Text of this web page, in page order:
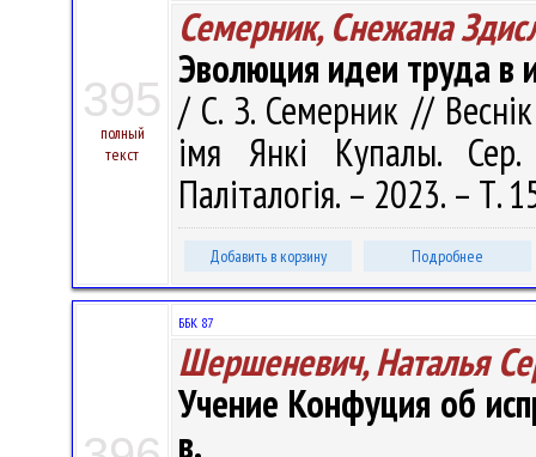
395
полный
текст
Семерник, Снежана
Эволюция идеи труда в
/ С. З. Семерник // Веснік
імя Янкі Купалы. Сер.
Паліталогія. – 2023. –
Добавить в корзину Подробнее
ББК 87
Шершеневич, Наталья
Учение Конфуция об
в.